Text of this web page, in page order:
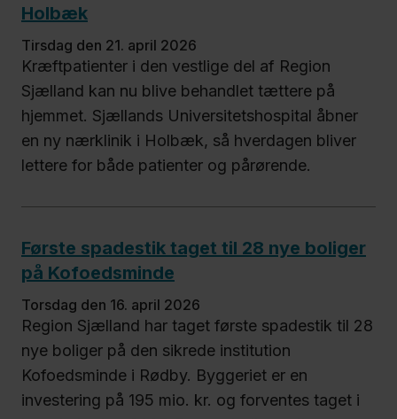
Holbæk
tirsdag den 21. april 2026
Kræftpatienter i den vestlige del af Region
Sjælland kan nu blive behandlet tættere på
hjemmet. Sjællands Universitetshospital åbner
en ny nærklinik i Holbæk, så hverdagen bliver
lettere for både patienter og pårørende.
Første spadestik taget til 28 nye boliger
på Kofoedsminde
torsdag den 16. april 2026
Region Sjælland har taget første spadestik til 28
nye boliger på den sikrede institution
Kofoedsminde i Rødby. Byggeriet er en
investering på 195 mio. kr. og forventes taget i